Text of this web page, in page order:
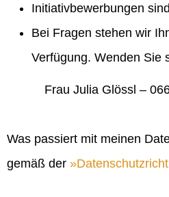
Initiativbewerbungen
Bei Fragen stehen wir
Verfügung. Wenden Sie
Frau Julia Glössl –
Was passiert mit meinen
gemäß der